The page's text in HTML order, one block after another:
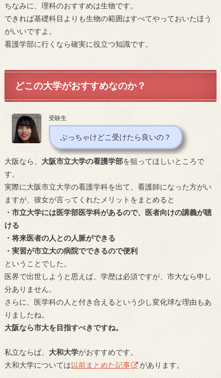
ちなみに、理科のおすすめは生物です。
できれば基礎科目よりも生物の範囲はすべてやっておいたほう
がいいですよ。
看護学部に行くなら確実に役立つ知識です。
どこの大学がおすすめなのか？
受験生
ぶっちゃけどこ受けたら良いの？
大阪なら、 大阪市立大学の看護学部を狙ってほしいところで
す。
実際に大阪市立大学の看護学科を出て、看護師になった方がい
ますが、彼女が言ってくれたメリットをまとめると
・市立大学には医学部医学科があるので、医者向けの講義が聴
ける
・将来医者の人との人脈ができる
・実習が市立大の病院でできるので便利
ということでした。
医界で出世しようと思えば、学歴は必須ですが、市大なら申し
分ありません。
さらに、医学科の人と付き合えるという少し変化球な理由もあ
りましたね。
大阪なら市大を目指すべきですね。
私立ならば、 大和大学がおすすめです。
大和大学については以前まとめた記事 があります。